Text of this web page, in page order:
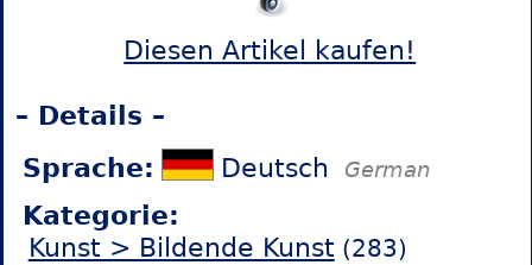
Diesen Artikel kaufen!
– Details –
Sprache:
Deutsch German
Kategorie:
Kunst > Bildende Kunst(283)